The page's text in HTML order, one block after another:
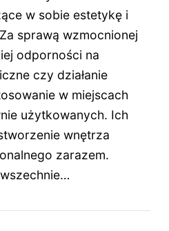
w sobie estetykę i
sprawą wzmocnionej
odporności na
czy działanie
w miejscach
użytkowanych. Ich
wnętrza
zarazem.